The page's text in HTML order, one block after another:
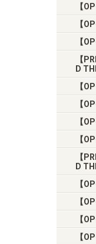
【
【
【
【
D
【
【
【
【
【
D
【
【
【
【